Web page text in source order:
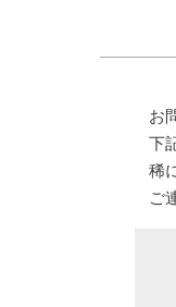
お
下
稀
ご